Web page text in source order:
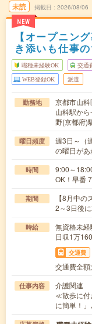
未読
NEW
掲載日 2026/08/06
【オープニン
き添いも仕事
職種未経験OK 交通
WEB登録OK 派遣
勤務地
京都市山科
山科駅か
野(京都府)
曜日頻度
週3日～（
の曜日があ
時間
9:00～
OK！早番
期間
【8月中
2～3日後
時給
無資格未
日収1万
交通費
交通費全額
仕事内容
介護関連
≪散歩に付
に簡単！